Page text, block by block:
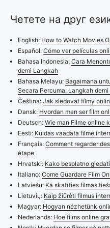
Четете на друг
English: How to Watch Movies
Español: Cómo ver películas
Bahasa Indonesia: Cara
demi Langkah
Bahasa Melayu: Bagaimana
Secara Percuma: Langkah
Čeština: Jak sledovat filmy
Dansk: Hvordan man ser film
Deutsch: Wie man Filme online
Eesti: Kuidas vaadata filme
Français: Comment regarder
étape
Hrvatski: Kako besplatno
Italiano: Come Guardare Film
Latviešu: Kā skatīties filmas
Lietuvių: Kaip žiūrėti filmus
Magyar: Hogyan nézhetünk
Nederlands: Hoe films online